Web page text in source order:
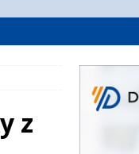
z